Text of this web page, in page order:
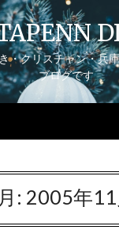
・クリスチャン・兵
ブログです
月: 2005年11